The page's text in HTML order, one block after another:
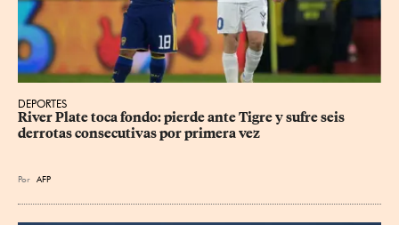
DEPORTES
River Plate toca fondo: pierde ante Tigre y sufre seis
derrotas consecutivas por primera vez
Por AFP